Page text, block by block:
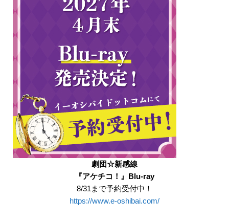
劇団☆新感線
『アケチコ！』Blu-ray
8/31まで予約受付中！
https://www.e-oshibai.com/